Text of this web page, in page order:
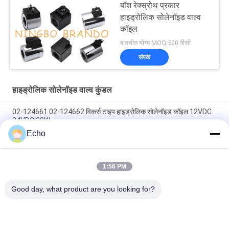
बॉश रेक्स्रोथ प्रकार
हाइड्रोलिक सोलेनॉइड वाल्व
कॉइल
बातचीत योग्य MOQ:500 पीसी
संपर्क
हाइड्रोलिक सोलेनॉइड वाल्व कुंडल
02-124661 02-124662 विकर्स टाइप हाइड्रोलिक सोलेनॉइड कॉइल 12VDC
24VDC 30W
विकर्स टाइप हाइड्रोलिक सोलेनॉइड कॉइल 02-101726 110VAC 02-101728
220VAC
विकर्स टाइप हाइड्रोलिक सोलेनॉइड कॉइल 879141 879143 110V 120V
Echo
1:56 PM
Good day, what product are you looking for?